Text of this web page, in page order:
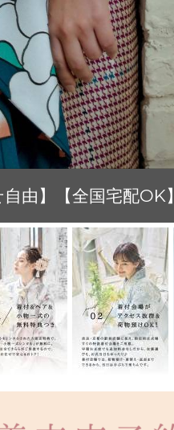
由】【全国宅配OK】